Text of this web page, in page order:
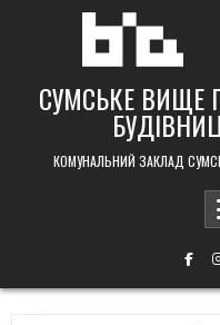
СУМСЬКЕ ВИЩЕ
КОМУНАЛЬНИЙ ЗАКЛАД